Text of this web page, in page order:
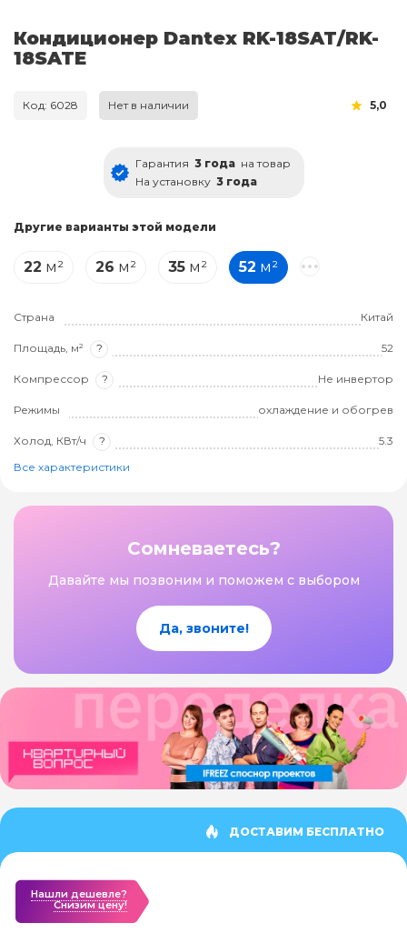
Кондиционер Dantex RK-18SAT/RK-
18SATE
Код: 6028 Нет в наличии 5,0
Гарантия 3 года на товар
На установку 3 года
Другие варианты этой модели
22 м² 26 м² 35 м² 52 м²
Страна Китай
Площадь, м² ? 52
Компрессор ? Не инвертор
Режимы охлаждение и обогрев
Холод, КВт/ч ?
5.3
Все характеристики
Сомневаетесь?
Давайте мы позвоним и поможем с выбором
Да, звоните!
ДОСТАВИМ БЕСПЛАТНО
Нашли дешевле?
Cнизим цену!